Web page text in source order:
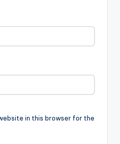
in this browser for the